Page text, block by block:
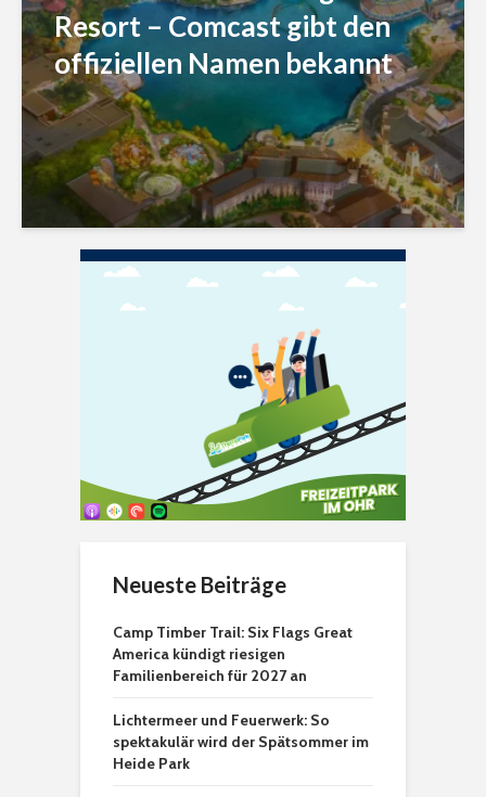
Resort – Comcast gibt den
offiziellen Namen bekannt
Neueste Beiträge
Camp Timber Trail: Six Flags Great
America kündigt riesigen
Familienbereich für 2027 an
Lichtermeer und Feuerwerk: So
spektakulär wird der Spätsommer im
Heide Park